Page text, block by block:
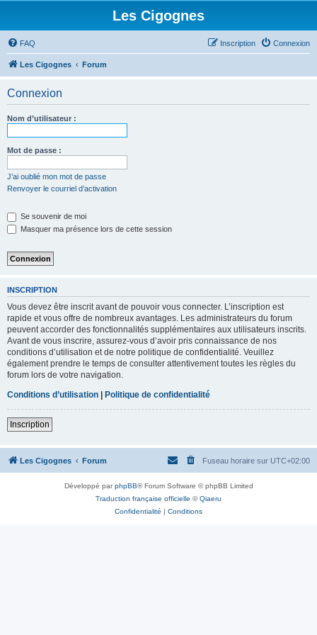
Les Cigognes
FAQ Connexion
Inscription
Les Cigognes Forum
Connexion
Nom d’utilisateur :
Mot de passe :
J’ai oublié mon mot de passe
Renvoyer le courriel d’activation
Se souvenir de moi
Masquer ma présence lors de cette session
INSCRIPTION
Vous devez être inscrit avant de pouvoir vous connecter. L’inscription est
rapide et vous offre de nombreux avantages. Les administrateurs du forum
peuvent accorder des fonctionnalités supplémentaires aux utilisateurs inscrits.
Avant de vous inscrire, assurez-vous d’avoir pris connaissance de nos
conditions d’utilisation et de notre politique de confidentialité. Veuillez
également prendre le temps de consulter attentivement toutes les règles du
forum lors de votre navigation.
Conditions d’utilisation | Politique de confidentialité
Inscription
Les Cigognes Forum Fuseau horaire sur UTC+02:00
Développé parphpBB® Forum Software © phpBB Limited
Traduction française officielle ©Qiaeru
Confidentialité | Conditions